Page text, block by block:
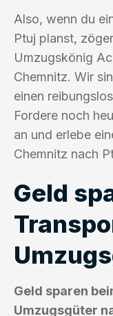
Also, wenn du
Ptuj planst,
Umzugskönig
Chemnitz. Wir
einen
Fordere noch
an und erlebe
Chemnitz nach
Geld
Geld sparen
Umzugsgüter